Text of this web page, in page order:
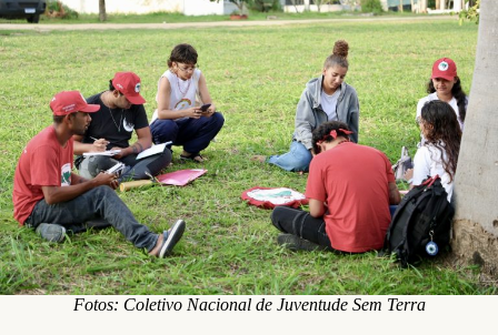
Fotos: Coletivo Nacional de Juventude Sem Terra